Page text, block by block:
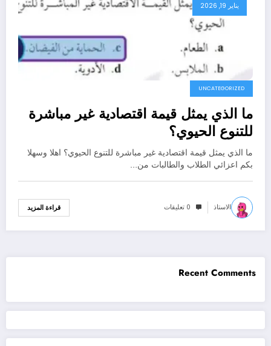
يناير 19, 2026
UNCATEGORIZED
ما الذي يمثل قيمة اقتصادية غير مباشرة
للتنوع الحيوي؟
ما الذي يمثل قيمة اقتصادية غير مباشرة للتنوع الحيوي؟ اهلا وسهلا
بكم اعزائي الطلاب والطالبات من…
الاستاذ 0 تعليقات قراءة المزيد
Recent Comments